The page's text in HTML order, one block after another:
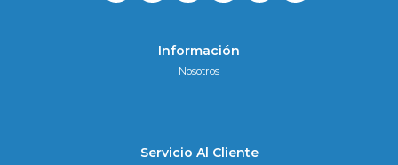
Información
Nosotros
Servicio Al Cliente